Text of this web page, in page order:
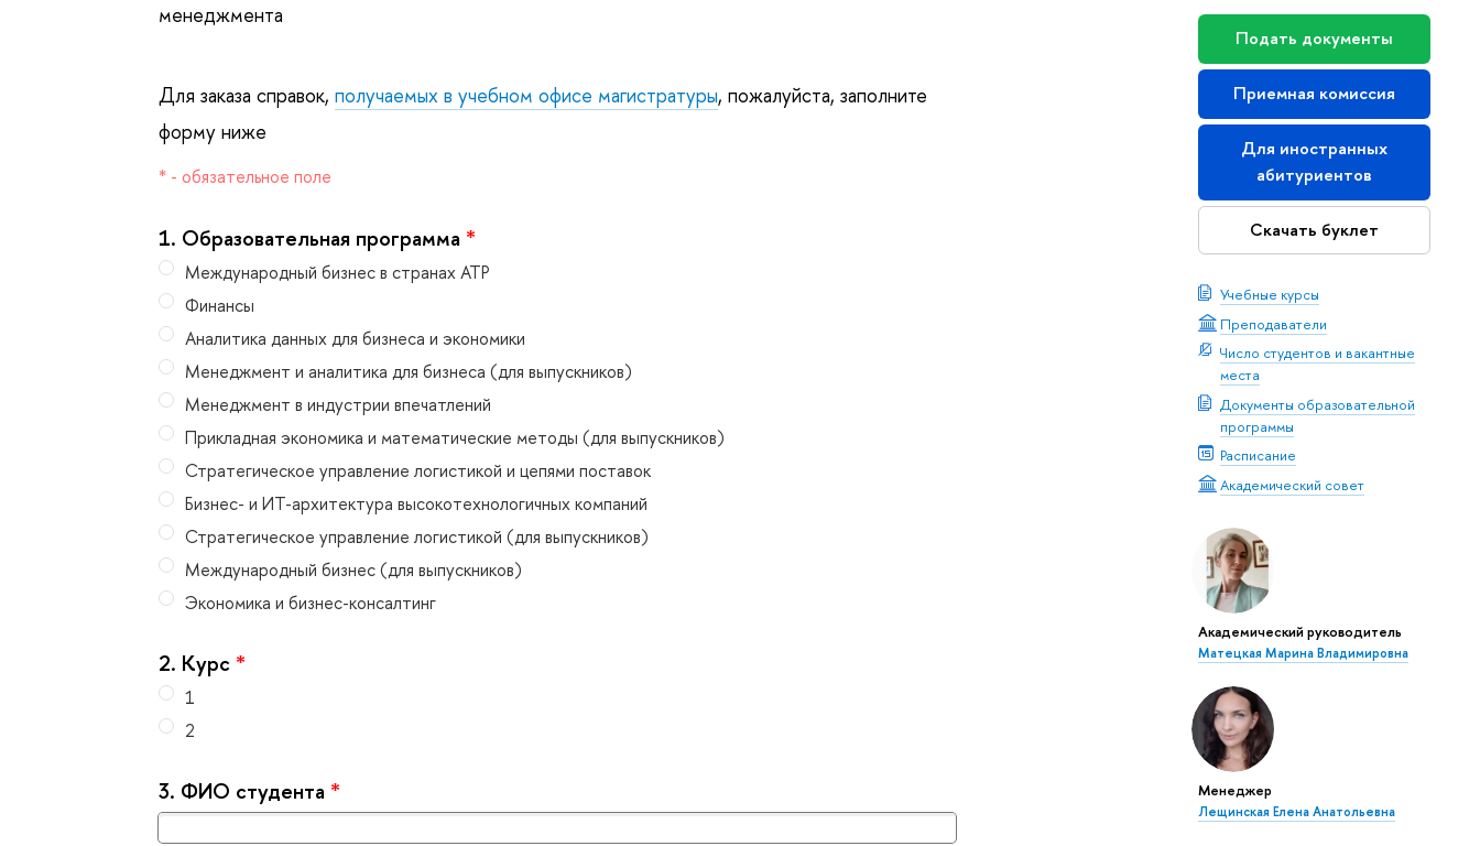
Подать документы
Приемная комиссия
Для иностранных
абитуриенто
Скачать буклет
Учебные курсы
Преподаватели
Число студентов и вакантные
места
Документы образовательной
программы
Расписание
Академический совет
Академический руководитель
Матецкая Марина Владимировна
Менеджер
Лещинская Елена Анатольевна
менеджмента
Для заказа справок,получаемых в учебном офисе магистратуры, пожалуйста, заполните
форму ниже
* - обязательное поле
1. Образовательная программа *
Международный бизнес в странах АТР
Финансы
Аналитика данных для бизнеса и экономики
Менеджмент и аналитика для бизнеса (для выпускников)
Менеджмент в индустрии впечатлений
Прикладная экономика и математические методы (для выпускников)
Стратегическое управление логистикой и цепями поставок
Бизнес- и ИТ-архитектура высокотехнологичных компаний
Стратегическое управление логистикой (для выпускников)
Международный бизнес (для выпускников)
Экономика и бизнес-консалтин
2. Курс *
1
2
3. ФИО студента *